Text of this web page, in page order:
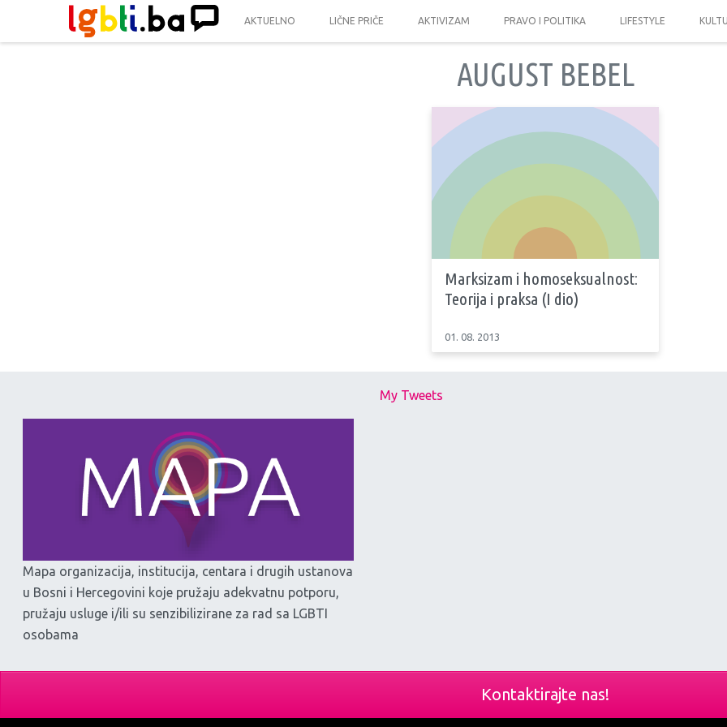
AKTUELNO LIČNE PRIČE AKTIVIZAM PRAVO I POLITIKA LIFESTYLE
AUGUST BEBEL
Marksizam i homoseksualnost:
Teorija i praksa (I dio)
01. 08. 2013
Mapa organizacija, institucija, centara i drugih ustanova
u Bosni i Hercegovini koje pružaju adekvatnu potporu,
pružaju usluge i/ili su senzibilizirane za rad sa LGBTI
osobama
My Tweets
Kontaktirajte nas!